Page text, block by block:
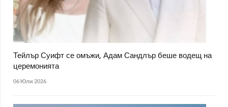
Тейлър Суифт се омъжи, Адам Сандлър беше водещ на
церемонията
06 Юли 2026